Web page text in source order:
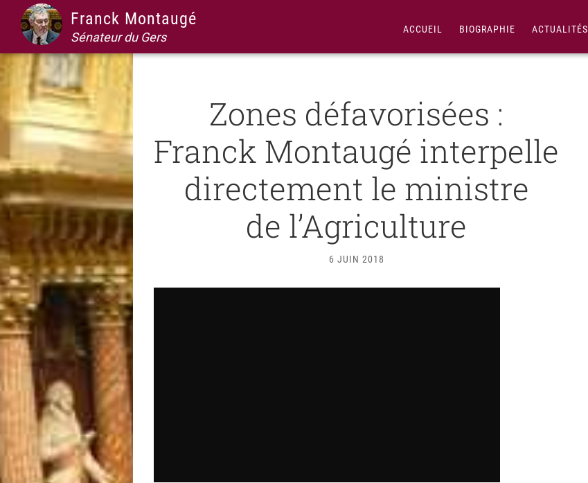
Passer
la
navigation
principale
Passer
contenu
principal
Passer
la
barre
latérale
principale
Passer
pied
de
page
Franck Montaugé
Sénateur du Gers
ACCUEIL BIOGRAPHIE ACTUALITÉS
Zones défavorisées :
Franck Montaugé interpelle
directement le ministre
de l’Agriculture
6 JUIN 2018